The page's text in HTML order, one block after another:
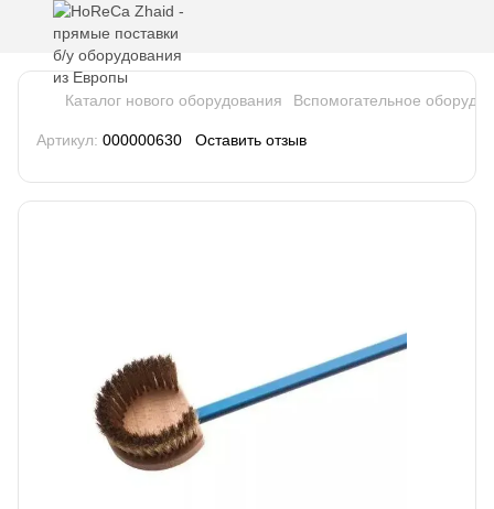
Каталог нового оборудования Вспомогательное
Артикул: 000000630 Оставить отзыв